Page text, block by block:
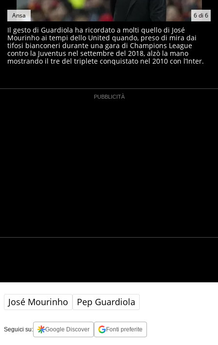
6di 6
Ansa
Il gesto di Guardiola ha ricordato a molti quello di José
Mourinho ai tempi dello United quando, preso di mira dai
tifosi bianconeri durante una gara di Champions League
contro la Juventus nel settembre del 2018, alzò la mano
mostrando il tre del triplete conquistato nel 2010 con l’Inter.
José Mourinho Pep Guardiola
Seguici su: Google Discover Fonti preferite